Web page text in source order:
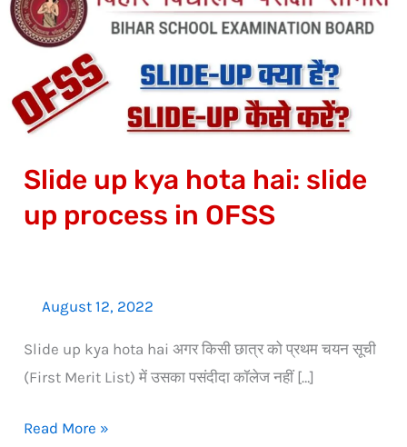
Slide up kya hota hai: slide
up process in OFSS
August 12, 2022
Slide up kya hota hai अगर किसी छात्र को प्रथम चयन सूची
(First Merit List) में उसका पसंदीदा कॉलेज नहीं […]
up
kya
hai:
slide
process
in
OFSS
Read More »